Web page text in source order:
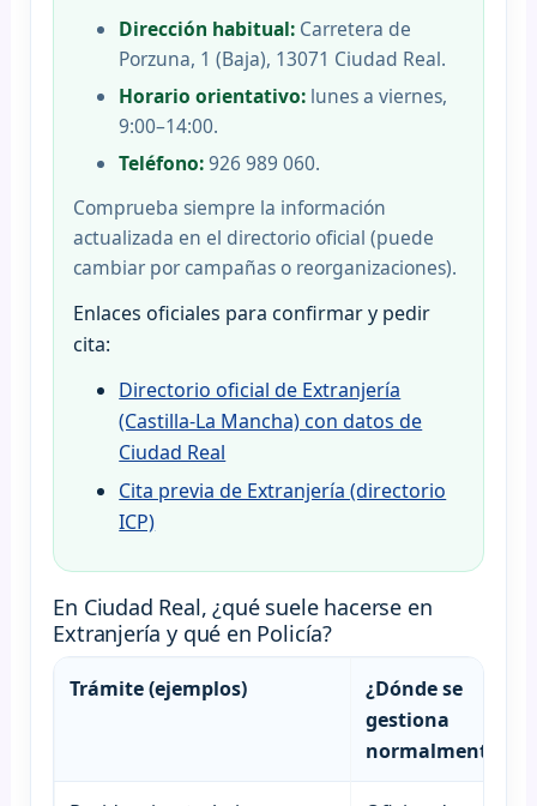
Dirección habitual: Carretera de
Porzuna, 1 (Baja), 13071 Ciudad Real.
Horario orientativo: lunes a viernes,
9:00–14:00.
Teléfono:926 989 060.
Comprueba siempre la información
actualizada en el directorio oficial (puede
cambiar por campañas o reorganizaciones).
Enlaces oficiales para confirmar y pedir
cita:
Directorio oficial de Extranjería
(Castilla-La Mancha) con datos de
Ciudad Real
Cita previa de Extranjería (directorio
ICP)
En Ciudad Real, ¿qué suele hacerse en
Extranjería y qué en Policía?
Trámite (ejemplos)
¿Dónde se
gestiona
normalmente?